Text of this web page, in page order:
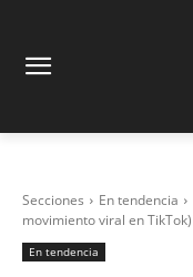
Secciones En tendencia
movimiento viral en TikTok)
En tendencia